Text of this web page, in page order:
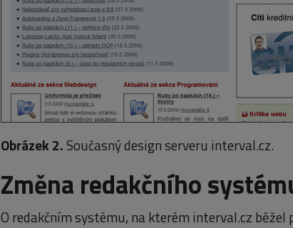
Obrázek 2.Současný design serveru interval.cz.
Změna redakčního
O redakčním systému, na kterém interval.cz